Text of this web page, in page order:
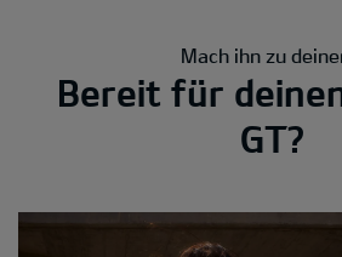
Mach ihn zu
Bereit für
GT?